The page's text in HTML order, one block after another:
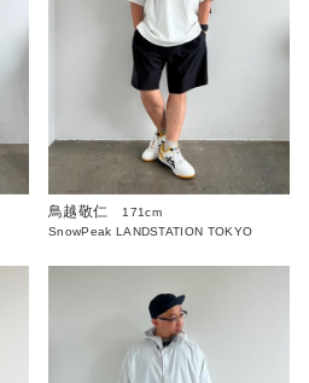
鳥越敬仁
171cm
SnowPeak LANDSTATION TOKYO